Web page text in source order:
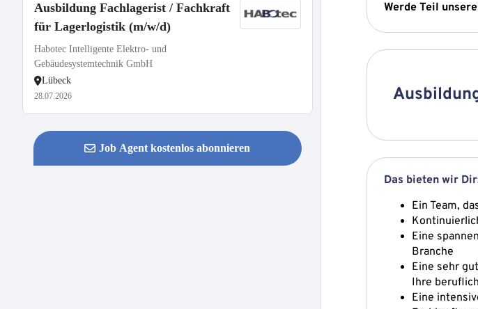
Ausbildung Fachlagerist / Fachkraft
für Lagerlogistik (m/w/d)
Habotec Intelligente Elektro- und
Gebäudesystemtechnik GmbH
Lübeck
28.07.2026
Job Agent kostenlos abonnieren